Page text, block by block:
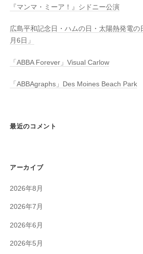
『マンマ・ミーア！』シドニー公演
広島平和記念日・ハムの日・太陽熱発電の
月6日」
「ABBA Forever」Visual Carlow
「ABBAgraphs」Des Moines Beach Park
最近のコメント
アーカイブ
2026年8月
2026年7月
2026年6月
2026年5月